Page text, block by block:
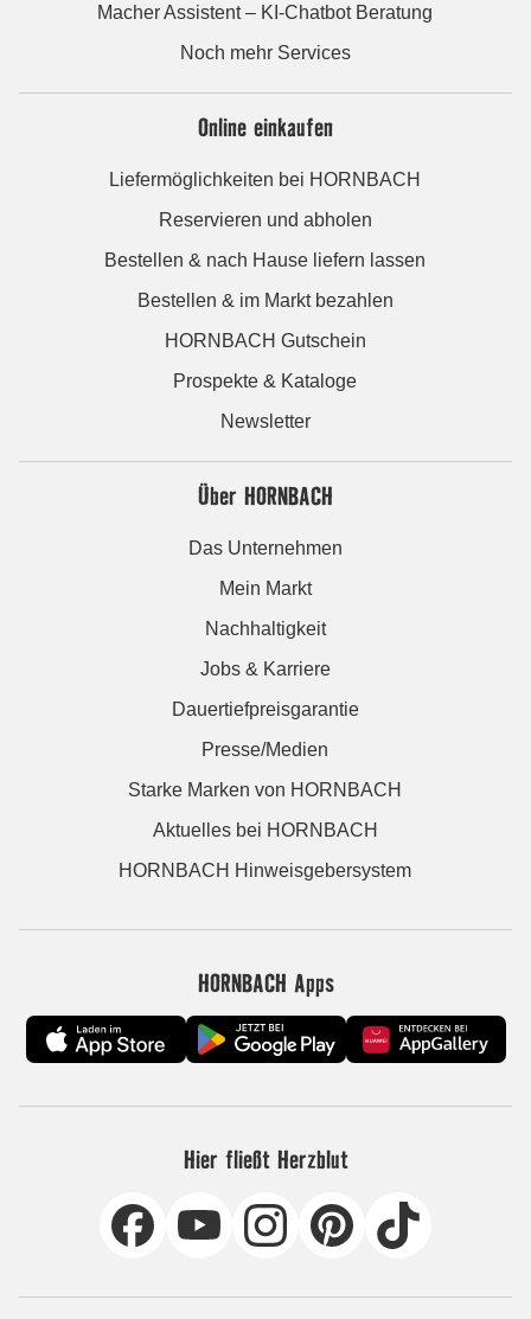
Macher Assistent – KI-Chatbot Beratung
Noch mehr Services
Online einkaufen
Liefermöglichkeiten bei HORNBACH
Reservieren und abholen
Bestellen & nach Hause liefern lassen
Bestellen & im Markt bezahlen
HORNBACH Gutschein
Prospekte & Kataloge
Newsletter
Über HORNBACH
Das Unternehmen
Mein Markt
Nachhaltigkeit
Jobs & Karriere
Dauertiefpreisgarantie
Presse/Medien
Starke Marken von HORNBACH
Aktuelles bei HORNBACH
HORNBACH Hinweisgebersystem
HORNBACH Apps
Hier fließt Herzblut